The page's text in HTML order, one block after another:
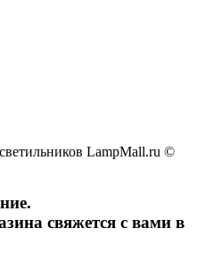
LampMall.ru ©
свяжется с вами в